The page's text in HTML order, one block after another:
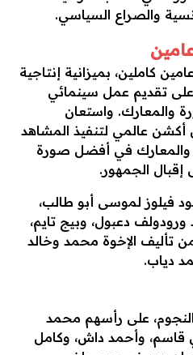
والصراع السياسي.
كاملين، بميزانية إنتاجية
تقديم عمل سينمائي
والمعارك. واستعان
عالمي لتنفيذ المشاهد
والمعارك في أفضل صورة
الجمهور.
فيلوز لموسى أبو طالب،
دعبول، وبيج تايم،
تأليف الإخوة محمد وخالد
دياب.
على رأسهم محمد
قاسم، وأحمد داش، وكامل